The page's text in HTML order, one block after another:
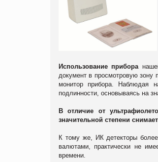
Использование прибора
документ в просмотровую зону
монитор прибора. Наблюдая
подлинности, основываясь на
В отличие от
значительной степени
К тому же, ИК детекторы
валютами, практически не
времени.